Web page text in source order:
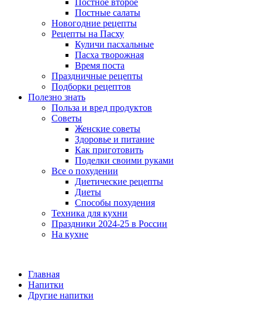
Постное второе
Постные салаты
Новогодние рецепты
Рецепты на Пасху
Куличи пасхальные
Пасха творожная
Время поста
Праздничные рецепты
Подборки рецептов
Полезно знать
Польза и вред продуктов
Советы
Женские советы
Здоровье и питание
Как приготовить
Поделки своими руками
Все о похудении
Диетические рецепты
Диеты
Способы похудения
Техника для кухни
Праздники 2024-25 в России
На кухне
Главная
Напитки
Другие напитки